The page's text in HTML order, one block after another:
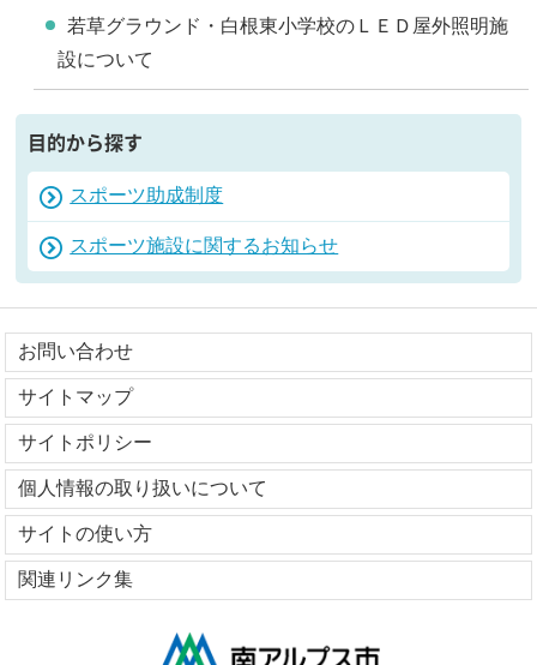
若草グラウンド・白根東小学校のＬＥＤ屋外照明施
設について
目的から探す
スポーツ助成制度
スポーツ施設に関するお知らせ
お問い合わせ
サイトマップ
サイトポリシー
個人情報の取り扱いについて
サイトの使い方
関連リンク集